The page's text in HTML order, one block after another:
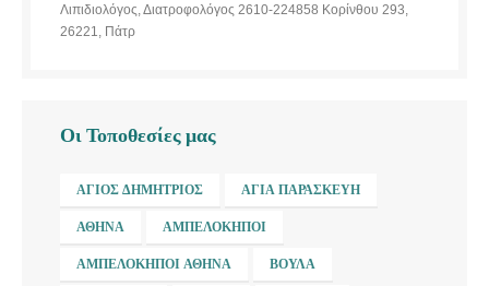
Λιπιδιολόγος, Διατροφολόγος 2610-224858 Κορίνθου 293,
26221, Πάτρ
Οι Τοποθεσίες μας
ΆΓΙΟΣ ΔΗΜΉΤΡΙΟΣ ΑΓΊΑ ΠΑΡΑΣΚΕΥΉ
ΑΘΉΝΑ ΑΜΠΕΛΌΚΗΠΟΙ
ΑΜΠΕΛΌΚΗΠΟΙ ΑΘΉΝΑ ΒΟΎΛΑ